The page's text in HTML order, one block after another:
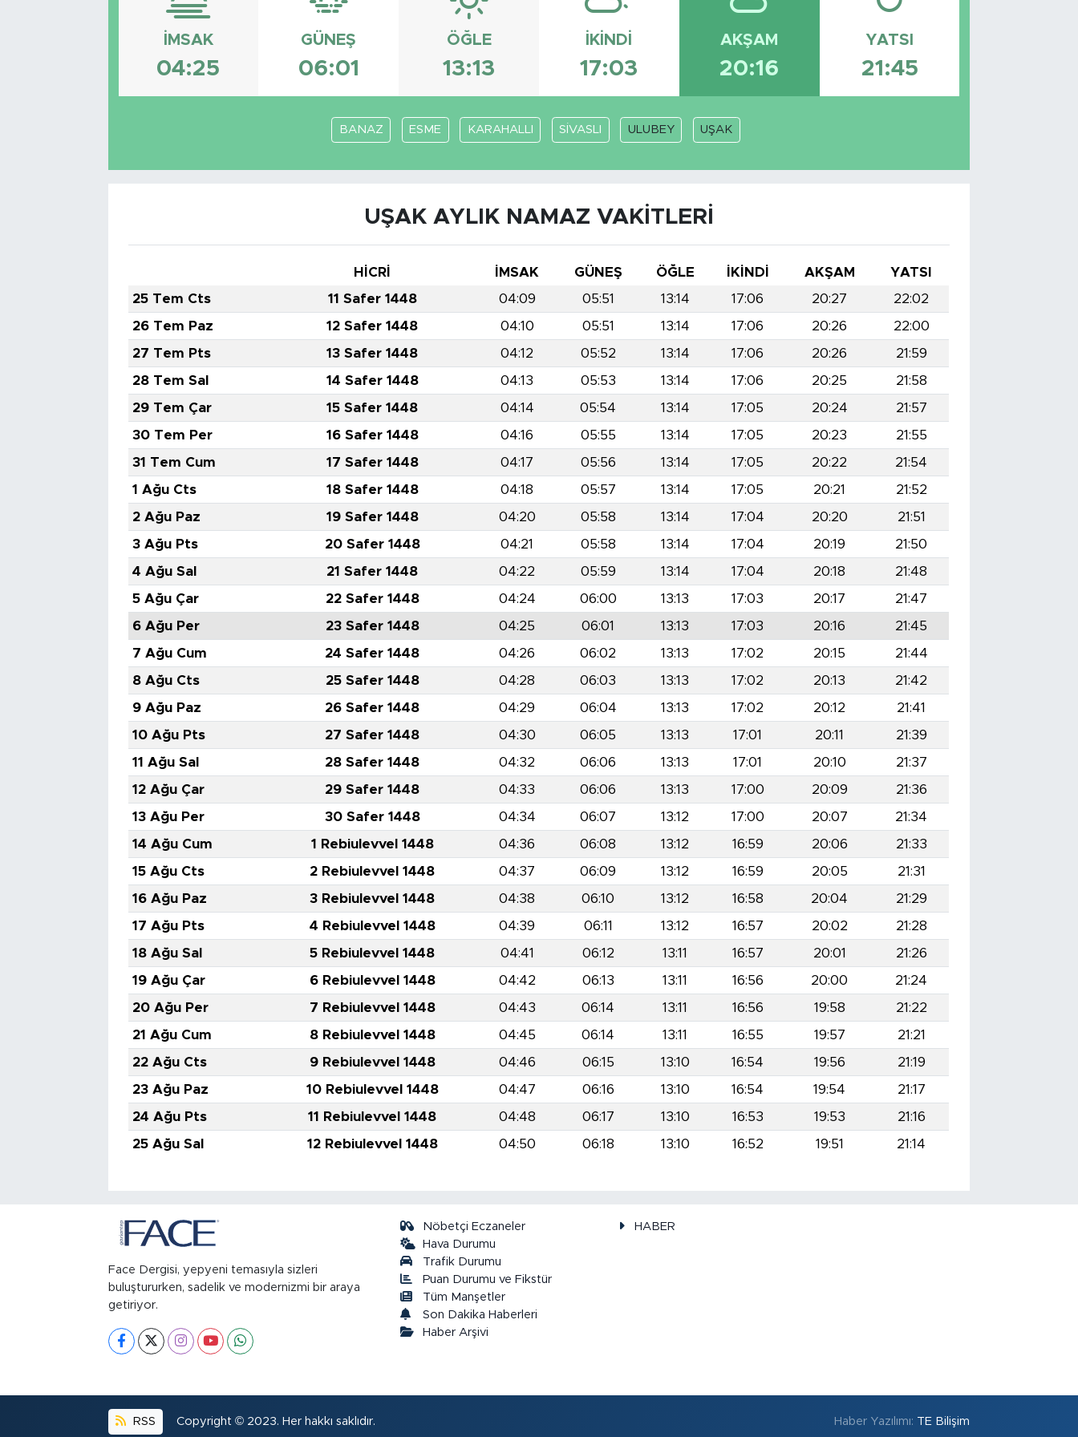
İMSAK
04:25
GÜNEŞ
06:01
ÖĞLE
13:13
İKINDI
17:03
AKŞAM
20:16
YATSI
21:45
BANAZ ESME KARAHALLI SİVASLI ULUBEY UŞAK
UŞAK AYLIK NAMAZ VAKITLERI
HİCRİ İMSAK GÜNEŞ ÖĞLE İKINDI AKŞAM
YATSI
25 Tem Cts
11 Safer 1448 04:09 05:51 13:14 17:06 20:27
22:02
26 Tem Paz
12 Safer 1448 04:10 05:51 13:14 17:06 20:26
22:00
27 Tem Pts
13 Safer 1448 04:12 05:52 13:14 17:06 20:26
21:59
28 Tem Sal
14 Safer 1448 04:13 05:53 13:14 17:06 20:25
21:58
29 Tem Çar
15 Safer 1448 04:14 05:54 13:14 17:05 20:24
21:57
30 Tem Per
16 Safer 1448 04:16 05:55 13:14 17:05 20:23
21:55
31 Tem Cum
17 Safer 1448 04:17 05:56 13:14 17:05 20:22
21:54
1 Ağu Cts
18 Safer 1448 04:18 05:57 13:14 17:05 20:21
21:52
2 Ağu Paz
19 Safer 1448 04:20 05:58 13:14 17:04 20:20
21:51
3 Ağu Pts
20 Safer 1448 04:21 05:58 13:14 17:04 20:19
21:50
4 Ağu Sal
21 Safer 1448 04:22 05:59 13:14 17:04 20:18
21:48
5 Ağu Çar
22 Safer 1448 04:24 06:00 13:13 17:03 20:17
21:47
6 Ağu Per
23 Safer 1448 04:25 06:01 13:13 17:03 20:16
21:45
7 Ağu Cum
24 Safer 1448 04:26 06:02 13:13 17:02 20:15
21:44
8 Ağu Cts
25 Safer 1448 04:28 06:03 13:13 17:02 20:13
21:42
9 Ağu Paz
26 Safer 1448 04:29 06:04 13:13 17:02 20:12
21:41
10 Ağu Pts
27 Safer 1448 04:30 06:05 13:13 17:01 20:11
21:39
11 Ağu Sal
28 Safer 1448 04:32 06:06 13:13 17:01 20:10
21:37
12 Ağu Çar
29 Safer 1448 04:33 06:06 13:13 17:00 20:09
21:36
13 Ağu Per
30 Safer 1448 04:34 06:07 13:12 17:00 20:07
21:34
14 Ağu Cum
1 Rebiulevvel 1448 04:36 06:08 13:12 16:59 20:06
21:33
15 Ağu Cts
2 Rebiulevvel 1448 04:37 06:09 13:12 16:59 20:05
21:31
16 Ağu Paz
3 Rebiulevvel 1448 04:38 06:10 13:12 16:58 20:04
21:29
17 Ağu Pts
4 Rebiulevvel 1448 04:39 06:11 13:12 16:57 20:02
21:28
18 Ağu Sal
5 Rebiulevvel 1448 04:41 06:12 13:11 16:57 20:01
21:26
19 Ağu Çar
6 Rebiulevvel 1448 04:42 06:13 13:11 16:56 20:00
21:24
20 Ağu Per
7 Rebiulevvel 1448 04:43 06:14 13:11 16:56 19:58
21:22
21 Ağu Cum
8 Rebiulevvel 1448 04:45 06:14 13:11 16:55 19:57
21:21
22 Ağu Cts
9 Rebiulevvel 1448 04:46 06:15 13:10 16:54 19:56
21:19
23 Ağu Paz
10 Rebiulevvel 1448 04:47 06:16 13:10 16:54 19:54
21:17
24 Ağu Pts
11 Rebiulevvel 1448 04:48 06:17 13:10 16:53 19:53
21:16
25 Ağu Sal
12 Rebiulevvel 1448 04:50 06:18 13:10 16:52 19:51 21:14
Face Dergisi, yepyeni temasıyla sizleri
buluştururken, sadelik ve modernizmi bir araya
getiriyor.
Nöbetçi Eczaneler
Hava Durumu
Trafik Durumu
Puan Durumu ve Fikstür
Tüm Manşetler
Son Dakika Haberleri
Haber Arşivi
HABER
RSS Copyright © 2023. Her hakkı saklıdır. Haber Yazılımı: TE Bilişim